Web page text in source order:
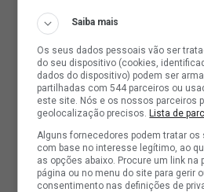
Saiba mais
Os seus dados pessoais vão ser
do seu dispositivo (cookies,
dados do dispositivo) podem ser
partilhadas com 544 parceiros ou
este site. Nós e os nossos parceiros
geolocalização precisos.Lista de
Alguns fornecedores podem tratar
com base no interesse legítimo, ao
as opções abaixo. Procure um link na
página ou no menu do site para gerir
consentimento nas definições de